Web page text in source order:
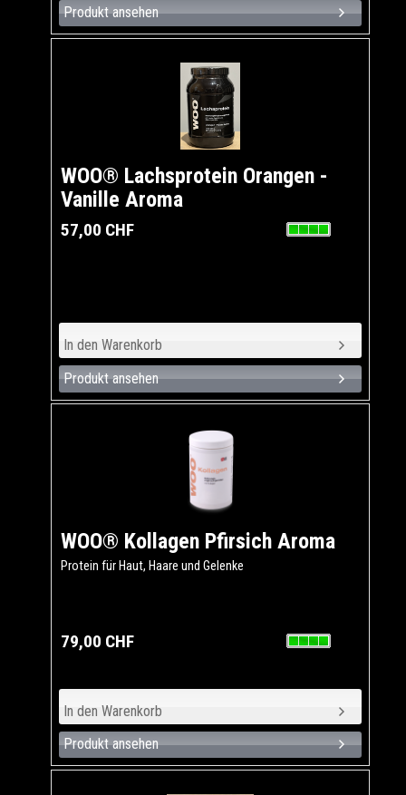
Produkt ansehen
WOO® Lachsprotein Orangen -
Vanille Aroma
57,00 CHF
Produkt ansehen
WOO® Kollagen Pfirsich Aroma
Protein für Haut, Haare und Gelenke
79,00 CHF
Produkt ansehen